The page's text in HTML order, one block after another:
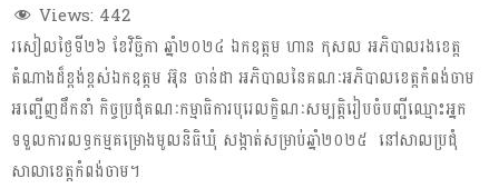
Views: 442
រសៀលថ្ងៃទី២៦ ខែវិច្ឆិកា ឆ្នាំ២០២៤ ឯកឧត្តម ហាន កុសល អភិបាលរងខេត្ត
តំណាងដ៏ខ្ពង់ខ្ពស់ឯកឧត្តម អ៊ុន ចាន់ដា អភិបាលនៃគណៈអភិបាលខេត្តកំពង់ចាម
អញ្ជើញដឹកនាំ កិច្ច​ប្រជុំគណៈកម្មាធិការបុរេលក្ខិណៈសម្បត្តិរៀបចំបញ្ជីឈ្មោះអ្នក
ទទួលការលទ្ធកម្មគម្រោងមូលនិធិឃុំ សង្កាត់សម្រាប់ឆ្នាំ២០២៥ នៅសាលប្រជុំ
សាលាខេត្តកំពង់ចាម។